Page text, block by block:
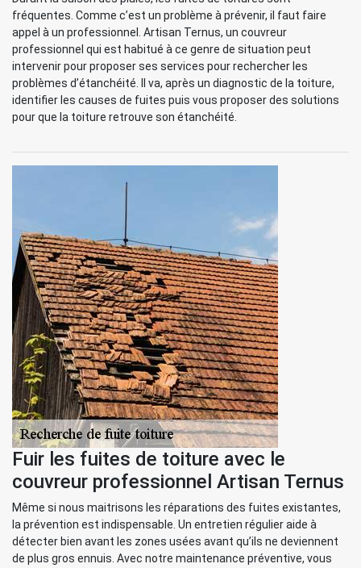
fréquentes. Comme c’est un problème à prévenir, il faut faire
appel à un professionnel. Artisan Ternus, un couvreur
professionnel qui est habitué à ce genre de situation peut
intervenir pour proposer ses services pour rechercher les
problèmes d’étanchéité. Il va, après un diagnostic de la toiture,
identifier les causes de fuites puis vous proposer des solutions
pour que la toiture retrouve son étanchéité.
Fuir les fuites de toiture avec le
couvreur professionnel Artisan Ternus
Même si nous maitrisons les réparations des fuites existantes,
la prévention est indispensable. Un entretien régulier aide à
détecter bien avant les zones usées avant qu’ils ne deviennent
de plus gros ennuis. Avec notre maintenance préventive, vous